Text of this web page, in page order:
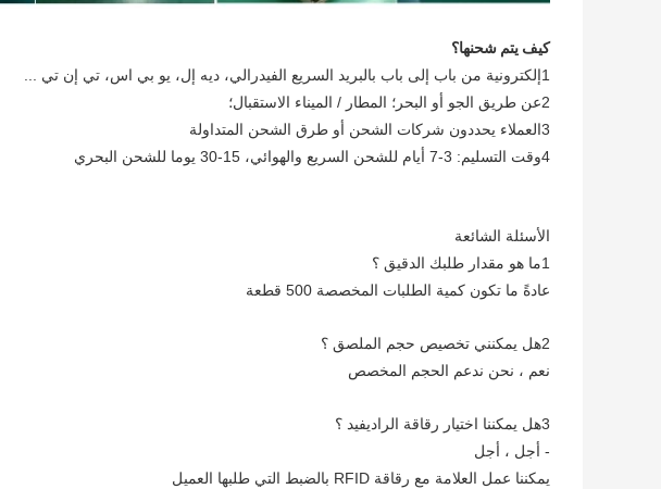
كيف يتم شحنها؟
1إلكترونية من باب إلى باب بالبريد السريع الفيدرالي، ديه إل، يو بي اس، تي إن تي ...
2عن طريق الجو أو البحر؛ المطار / الميناء الاستقبال؛
3العملاء يحددون شركات الشحن أو طرق الشحن المتداولة
4وقت التسليم: 3-7 أيام للشحن السريع والهوائي، 15-30 يوما للشحن البحري
الأسئلة الشائعة
1ما هو مقدار طلبك الدقيق ؟
عادةً ما تكون كمية الطلبات المخصصة 500 قطعة
2هل يمكنني تخصيص حجم الملصق ؟
نعم ، نحن ندعم الحجم المخصص
3هل يمكننا اختيار رقاقة الراديفيد ؟
- أجل ، أجل
يمكننا عمل العلامة مع رقاقة RFID بالضبط التي طلبها العميل